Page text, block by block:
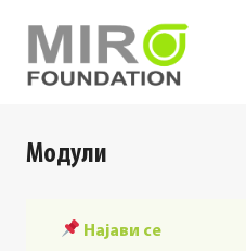
content
Модули
Најави се